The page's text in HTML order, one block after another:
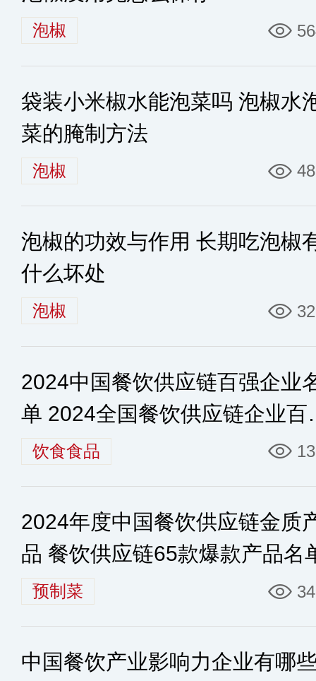
泡椒
袋装小米椒水能泡菜吗 泡椒水
菜的腌制方法
泡椒
泡椒的功效与作用 长期吃泡椒
什么坏处
泡椒
2024中国餐饮供应链百强企业
单 2024全国餐饮供应链企业百
榜单
饮食食品
2024年度中国餐饮供应链金质
品 餐饮供应链65款爆款产品名
预制菜
中国餐饮产业影响力企业有哪